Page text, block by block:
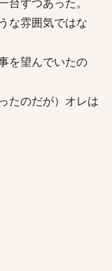
な雰囲気ではな
を望んでいたの
たのだが）オレは